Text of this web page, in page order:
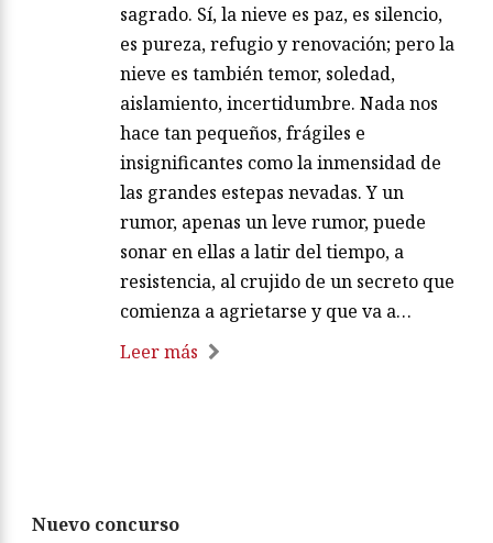
sagrado. Sí, la nieve es paz, es silencio,
es pureza, refugio y renovación; pero la
nieve es también temor, soledad,
aislamiento, incertidumbre. Nada nos
hace tan pequeños, frágiles e
insignificantes como la inmensidad de
las grandes estepas nevadas. Y un
rumor, apenas un leve rumor, puede
sonar en ellas a latir del tiempo, a
resistencia, al crujido de un secreto que
comienza a agrietarse y que va a…
Leer más
Nuevo concurso